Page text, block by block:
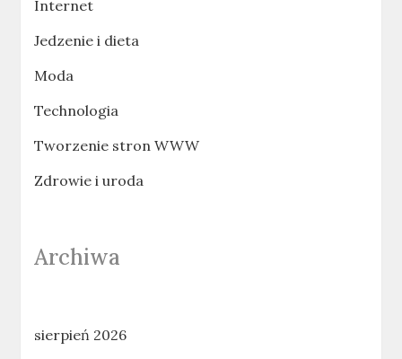
Internet
Jedzenie i dieta
Moda
Technologia
Tworzenie stron WWW
Zdrowie i uroda
Archiwa
sierpień 2026